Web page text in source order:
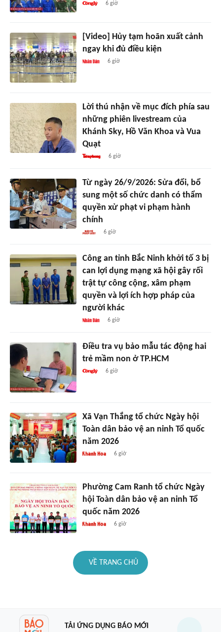
6 giờ
[Video] Hủy tạm hoãn xuất cảnh
ngay khi đủ điều kiện
6 giờ
Lời thú nhận về mục đích phía sau
những phiên livestream của
Khánh Sky, Hồ Văn Khoa và Vua
Quạt
6 giờ
Từ ngày 26/9/2026: Sửa đổi, bổ
sung một số chức danh có thẩm
quyền xử phạt vi phạm hành
chính
6 giờ
Công an tỉnh Bắc Ninh khởi tố 3 bị
can lợi dụng mạng xã hội gây rối
trật tự công cộng, xâm phạm
quyền và lợi ích hợp pháp của
người khác
6 giờ
Điều tra vụ bảo mẫu tác động hai
trẻ mầm non ở TP.HCM
6 giờ
Xã Vạn Thắng tổ chức Ngày hội
Toàn dân bảo vệ an ninh Tổ quốc
năm 2026
6 giờ
Phường Cam Ranh tổ chức Ngày
hội Toàn dân bảo vệ an ninh Tổ
quốc năm 2026
6 giờ
VỀ TRANG CHỦ
TẢI ỨNG DỤNG BÁO MỚI